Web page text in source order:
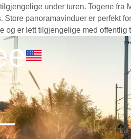
under turen. Togene
Store panoramavinduer er perfekt
er lett tilgjengelige med offentlig